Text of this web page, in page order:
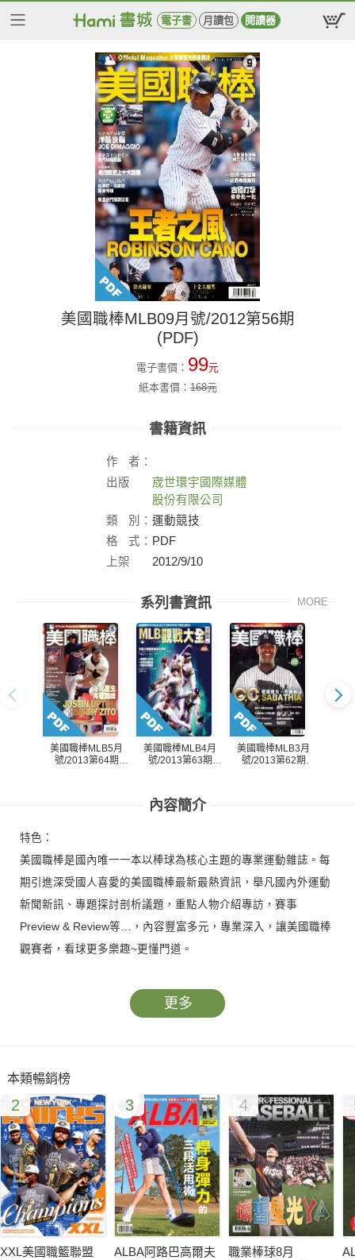
電子書 月讀包 閱讀器
美國職棒MLB09月號/2012第56期
(PDF)
電子書價： 99元
紙本書價：168元
書籍資訊
作
者：
出版
宬世環宇國際媒體
股份有限公司
類
別： 運動競技
格
式： PDF
上架
2012/9/10
系列書資訊 MORE
美國職棒MLB5月
號/2013第64期
美國職棒MLB4月
號/2013第63期
美國職棒MLB3月
號/2013第62期
內容簡介
特色：
美國職棒是國內唯一一本以棒球為核心主題的專業運動雜誌。每
期引進深受國人喜愛的美國職棒最新最熱資訊，舉凡國內外運動
新聞新訊、專題探討剖析議題，重點人物介紹專訪，賽事
Preview & Review等…，內容豐富多元，專業深入，讓美國職棒
觀賽者，看球更多樂趣~更懂門道。
更多
本類暢銷榜
2
XXL美國職籃聯盟
3
ALBA阿路巴高爾夫
4
職業棒球8月